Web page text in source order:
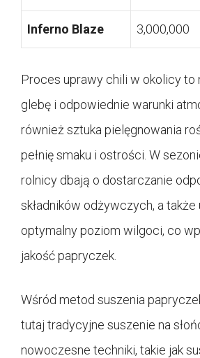
Inferno Blaze 3,000,000
Proces uprawy chili w okolicy to
glebę i odpowiednie warunki
również sztuka pielęgnowania
pełnię smaku i ostrości. W
rolnicy dbają o dostarczanie
składników odżywczych, a
optymalny poziom wilgoci, co
jakość papryczek.
Wśród metod suszenia
tutaj tradycyjne suszenie na
nowoczesne techniki, takie jak